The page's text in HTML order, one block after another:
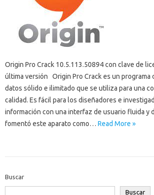
Origin Pro Crack 10.5.113.50894 con clave de
última versión Origin Pro Crack es un programa
datos sólido e ilimitado que se utiliza para una
calidad. Es fácil para los diseñadores e
información con una interfaz de usuario fluida y
fomentó este aparato como… Read More »
Buscar
Buscar